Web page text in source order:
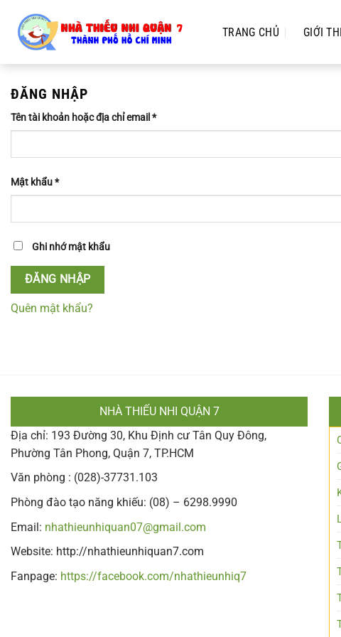
đến
dung
TRANG CHỦ GIỚI
ĐĂNG NHẬP
Tên tài khoản hoặc địa chỉ email *
Mật khẩu*
Ghi nhớ mật khẩu
ĐĂNG NHẬP
Quên mật khẩu?
NHÀ THIẾU NHI QUẬN 7
Địa chỉ: 193 Đường 30, Khu Định cư Tân Quy Đông,
Phường Tân Phong, Quận 7, TP.HCM
Văn phòng : (028)-37731.103
Phòng đào tạo năng khiếu: (08) – 6298.9990
Email: nhathieunhiquan07@gmail.com
Website: http://nhathieunhiquan7.com
Fanpage: https://facebook.com/nhathieunhiq7